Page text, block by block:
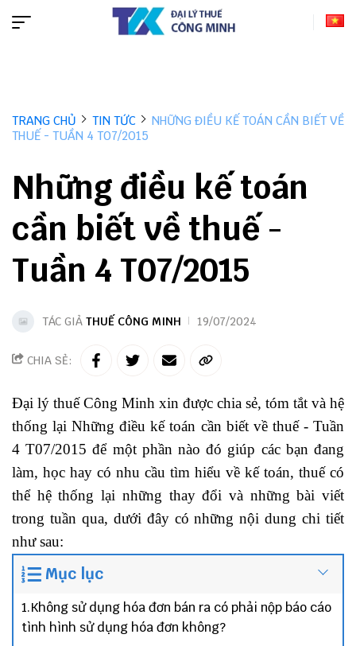
TRANG CHỦ TIN TỨC
NHỮNG ĐIỀU KẾ TOÁN CẦN BIẾT VỀ
THUẾ - TUẦN 4 T07/2015
Những điều kế toán
cần biết về thuế -
Tuần 4 T07/2015
TÁC GIẢ THUẾ CÔNG MINH 19/07/2024
CHIA SẺ:
Đại lý thuế Công Minh xin được chia sẻ, tóm tắt và hệ
thống lại Những điều kế toán cần biết về thuế - Tuần
4 T07/2015 để một phần nào đó giúp các bạn đang
làm, học hay có nhu cầu tìm hiểu về kế toán, thuếcó
thể hệ thống lại những thay đổi và những bài viết
trong tuần qua, dưới đây có những nội dung chi tiết
như sau:
Mục lục
1.Không sử dụng hóa đơn bán ra có phải nộp báo cáo
tình hình sử dụng hóa đơn không?